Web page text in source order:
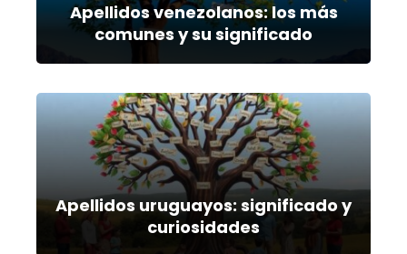
Apellidos venezolanos: los más
comunes y su significado
Apellidos uruguayos: significado y
curiosidades